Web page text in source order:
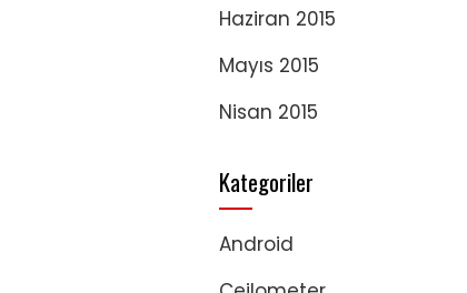
Haziran 2015
Mayıs 2015
Nisan 2015
Kategoriler
Android